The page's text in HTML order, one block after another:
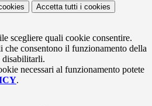
Accetta tutti i cookies
scegliere quali cookie consentire.
che consentono il funzionamento della
disabilitarli.
necessari al funzionamento potete
.